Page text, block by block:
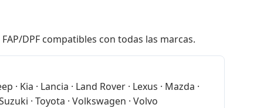
DPF compatibles con todas las marcas.
· Kia · Lancia · Land Rover · Lexus · Mazda ·
· Toyota · Volkswagen · Volvo